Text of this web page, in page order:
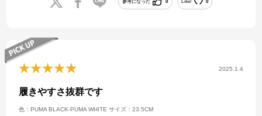
参考になった 0 Like! 0
2025.1.4
履きやすさ抜群です
色：PUMA BLACK-PUMA WHITE サイズ：23.5CM